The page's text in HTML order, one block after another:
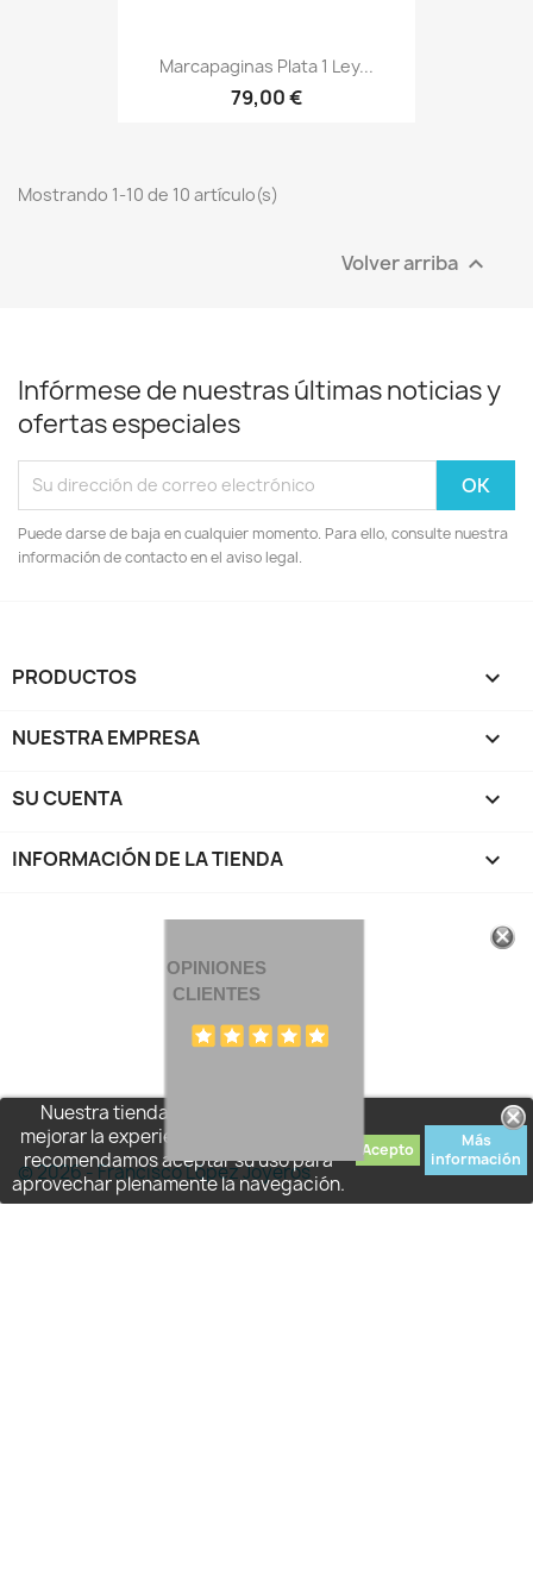
Nuestra tienda usa cookies para
mejorar la experiencia de usuario y le
recomendamos aceptar su uso para
aprovechar plenamente la navegación.
Acepto
Más
información
Marcapaginas Plata 1 Ley...
79,00 €
Mostrando 1-10 de 10 artículo(s)
Volver arriba 
Infórmese de nuestras últimas noticias y
ofertas especiales
Puede darse de baja en cualquier momento. Para ello, consulte nuestra
información de contacto en el aviso legal.
PRODUCTOS 
NUESTRA EMPRESA 
SU CUENTA 
INFORMACIÓN DE LA TIENDA keyboard_arrow_down
OPINIONES
CLIENTES
© 2026 - Francisco López Joyeros